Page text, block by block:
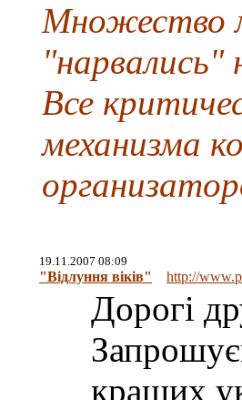
Множество
"нарвались"
Все
механизма
19.11.2007 08:09
"Відлуння віків" http://
Дорогі
кращих